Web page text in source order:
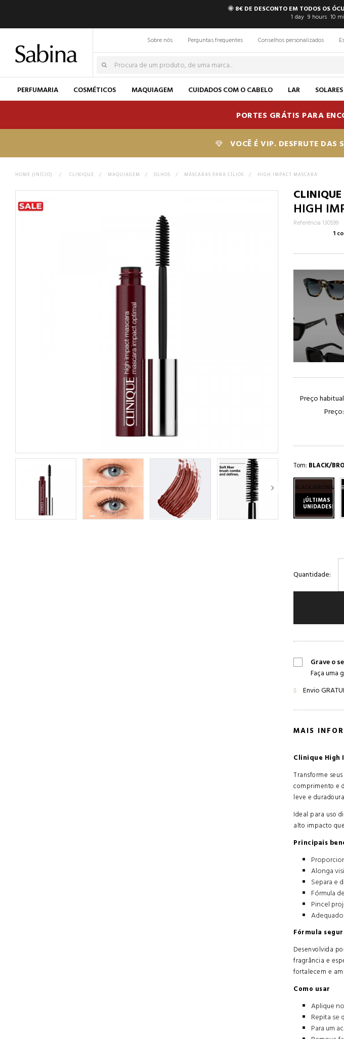
🌞 8€ DE DESCONTO EM TODOS OS
1 day 9 hours 10
Sobre nós Perguntas frequentes Conselhos personalizados
PERFUMARIA COSMÉTICOS MAQUIAGEM CUIDADOS COM O CABELO LAR SOLARES
PORTES GRÁTIS PARA
VOCÊ É VIP. DESFRUTE DAS
HOME (INÍCIO) > CLINIQUE > MAQUIAGEM > OLHOS > MÁSCARAS PARA CÍLIOS > HIGH IMPACT MASCARA
CLINIQUE
HIGH
Referência 130599
1
Preço habitual
Preço:
Tom: BLACK/
BLACK/BROWN
¡ÚLTIMAS
UNIDADES!
Quantidade:
Grave o
Faça uma
Envio
MAIS
Clinique High
Transforme
comprimento e
leve e
Ideal para uso
alto impacto
Principais
Alonga
Separa e
Fórmula
Pincel
Fórmula
Desenvolvida
fragrância e
fortalecem e
Como usar
Aplique
Repita se
Para um